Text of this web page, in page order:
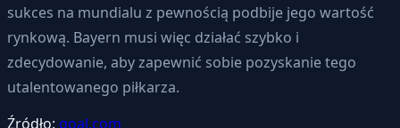
sukces na mundialu z pewnością podbije jego wartość
rynkową. Bayern musi więc działać szybko i
zdecydowanie, aby zapewnić sobie pozyskanie tego
utalentowanego piłkarza.
Źródło: goal.com